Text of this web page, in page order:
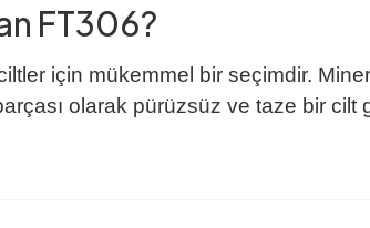
FT306?
için mükemmel bir seçimdir.
olarak pürüzsüz ve taze bir cilt